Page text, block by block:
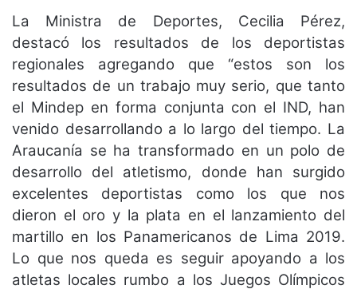
La Ministra de Deportes, Cecilia Pérez,
destacó los resultados de los deportistas
regionales agregando que “estos son los
resultados de un trabajo muy serio, que tanto
el Mindep en forma conjunta con el IND, han
venido desarrollando a lo largo del tiempo. La
Araucanía se ha transformado en un polo de
desarrollo del atletismo, donde han surgido
excelentes deportistas como los que nos
dieron el oro y la plata en el lanzamiento del
martillo en los Panamericanos de Lima 2019.
Lo que nos queda es seguir apoyando a los
atletas locales rumbo a los Juegos Olímpicos